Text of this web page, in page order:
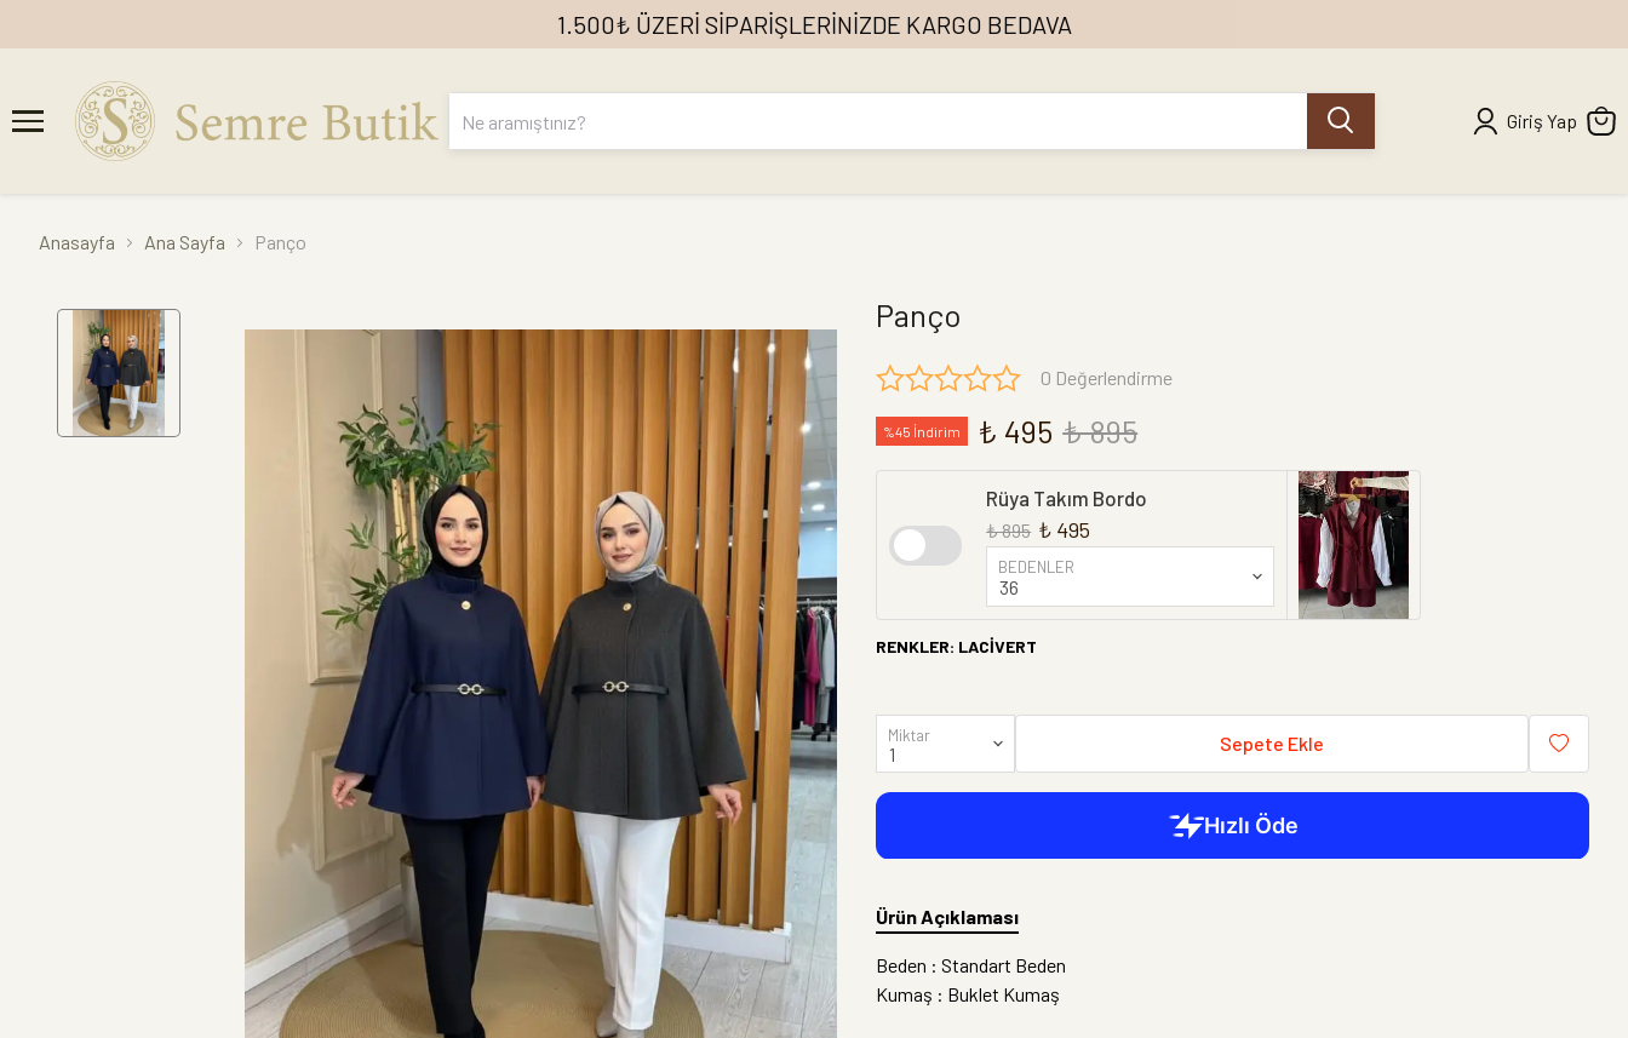
1.500₺ ÜZERİ SİPARİŞLERİNİZDE KARGO BEDAVA
Giriş Yap
Anasayfa Ana Sayfa Panço
Panço
0 Değerlendirme
%45 İndirim ₺ 495 ₺ 895
Rüya Takım Bordo
₺ 895 ₺ 495
BEDENLER
RENKLER: LACİVERT
Miktar Sepete Ekle
Ürün Açıklaması
Beden : Standart Beden
Kumaş : Buklet Kumaş